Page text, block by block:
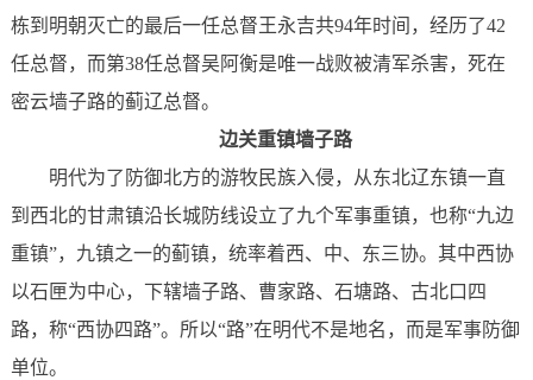
栋到明朝灭亡的最后一任总督王永吉共94年时间，经历了42
任总督，而第38任总督吴阿衡是唯一战败被清军杀害，死在
密云墙子路的蓟辽总督。
边关重镇墙子路
明代为了防御北方的游牧民族入侵，从东北辽东镇一直
到西北的甘肃镇沿长城防线设立了九个军事重镇，也称“九边
重镇”，九镇之一的蓟镇，统率着西、中、东三协。其中西协
以石匣为中心，下辖墙子路、曹家路、石塘路、古北口四
路，称“西协四路”。所以“路”在明代不是地名，而是军事防御
单位。